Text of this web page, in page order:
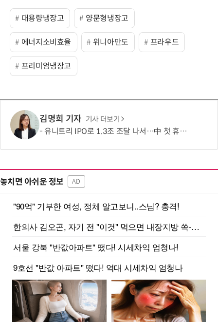
대용량냉장고 양문형냉장고
에너지소비효율 위니아만도 프라우드
프리미엄냉장고
김명희 기자 기사 더보기
유니트리 IPO로 1.3조 조달 나서…中 첫 휴머노이드 상장사 탄생 임박
놓치면 아쉬운 정보 AD